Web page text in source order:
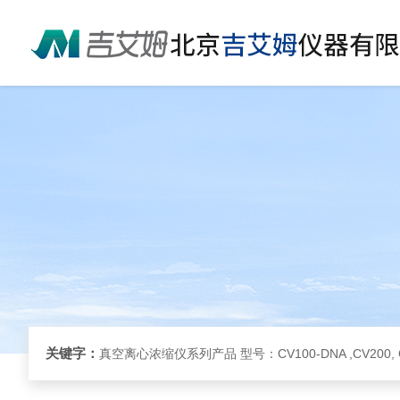
关键字：真空离心浓缩仪系列产品 型号：CV100-DNA ,CV200,